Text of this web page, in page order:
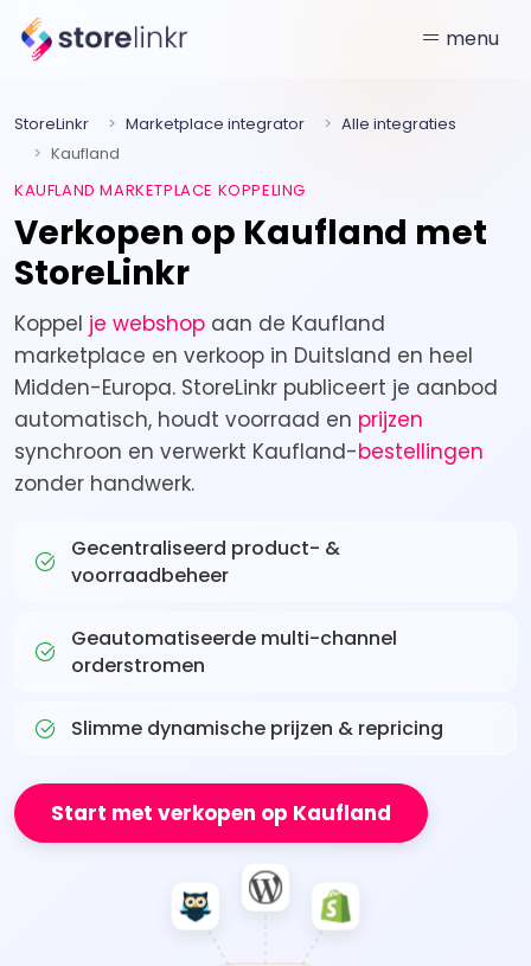
menu
StoreLinkr Marketplace integrator
Alle integraties
Kaufland
KAUFLAND MARKETPLACE KOPPELING
Verkopen op Kaufland met
StoreLinkr
Koppel je webshop aan de Kaufland
marketplace en verkoop in Duitsland en heel
Midden-Europa. StoreLinkr publiceert je aanbod
automatisch, houdt voorraad en prijzen
synchroon en verwerkt Kaufland-bestellingen
zonder handwerk.
Gecentraliseerd product- &
voorraadbeheer
Geautomatiseerde multi-channel
orderstromen
Slimme dynamische prijzen & repricing
Start met verkopen op Kaufland